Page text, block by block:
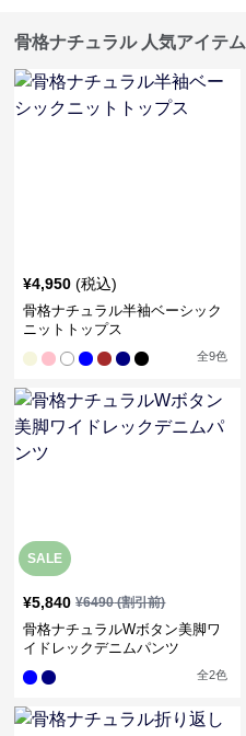
骨格ナチュラル 人気アイテム
¥4,950 (税込)
骨格ナチュラル半袖ベーシック
ニットトップス
全9色
SALE
¥5,840 ¥6490(割引前)
骨格ナチュラルWボタン美脚ワ
イドレックデニムパンツ
全2色